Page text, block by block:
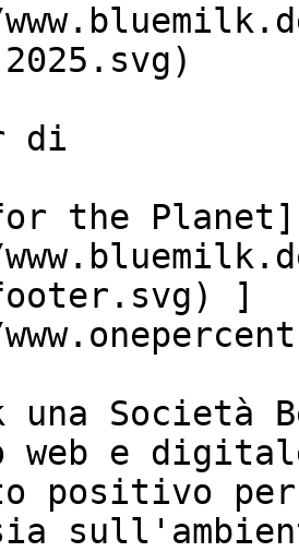
di
]
una
web e
positivo